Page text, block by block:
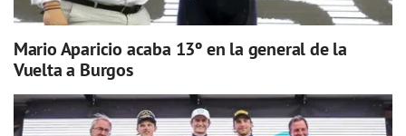
Mario Aparicio acaba 13º en la general de la
Vuelta a Burgos